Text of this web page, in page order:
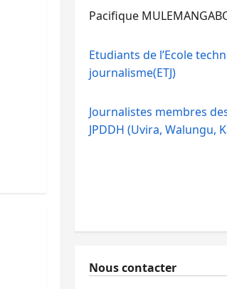
Pacifique
Etudiants de l’Ecole
journalisme(ETJ)
Journalistes membres
JPDDH (Uvira, Walungu,
Nous contacter